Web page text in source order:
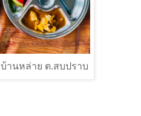
บ้านหล่าย ต.สบปราบ